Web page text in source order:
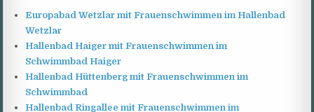
Europabad Wetzlar mit Frauenschwimmen im Hallenbad
Wetzlar
Hallenbad Haiger mit Frauenschwimmen im
Schwimmbad Haiger
Hallenbad Hüttenberg mit Frauenschwimmen im
Schwimmbad
Hallenbad Ringallee mit Frauenschwimmen im